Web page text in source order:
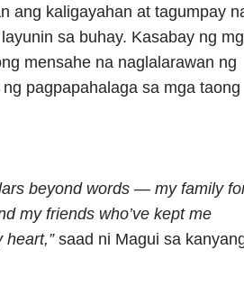
ang kaligayahan at tagumpay
sa buhay. Kasabay ng
mensahe na naglalarawan ng
pagpapahalaga sa mga taong
beyond words — my family
my friends who’ve kept me
heart,” saad ni Magui sa